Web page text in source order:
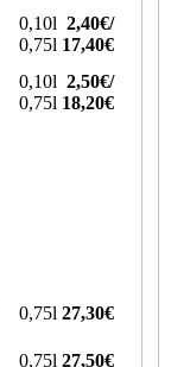
0,10l
0,75l
2,40€/
17,40€
0,10l
0,75l
2,50€/
18,20€
0,75l 27,30€
0,75l 27,50€